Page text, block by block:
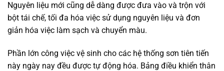
Nguyên liệu mới cũng dễ dàng được đưa vào và trộn với
bột tái chế, tối đa hóa việc sử dụng nguyên liệu và đơn
giản hóa việc làm sạch và chuyển màu.
Phần lớn công việc vệ sinh cho các hệ thống sơn tiên tiến
này ngày nay đều được tự động hóa. Bảng điều khiển thân